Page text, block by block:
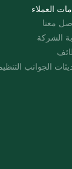
العملاء
معنا
الشركة
الجوانب